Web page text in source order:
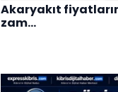
Akaryakıt
zam…